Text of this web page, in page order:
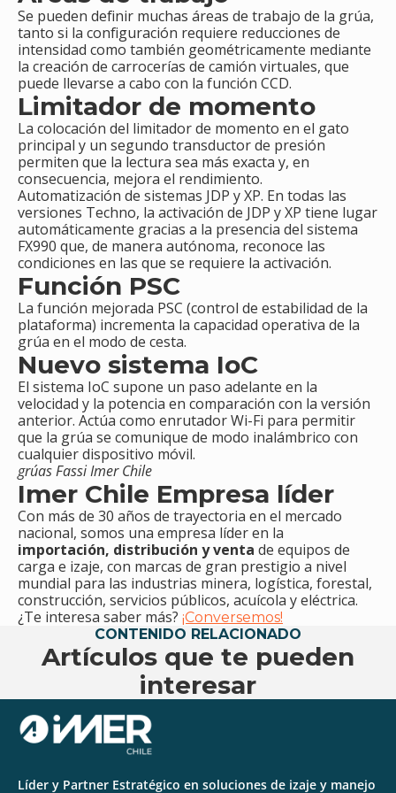
Se pueden definir muchas áreas de trabajo de la grúa,
tanto si la configuración requiere reducciones de
intensidad como también geométricamente mediante
la creación de carrocerías de camión virtuales, que
puede llevarse a cabo con la función CCD.
Limitador de momento
La colocación del limitador de momento en el gato
principal y un segundo transductor de presión
permiten que la lectura sea más exacta y, en
consecuencia, mejora el rendimiento.
Automatización de sistemas JDP y XP. En todas las
versiones Techno, la activación de JDP y XP tiene lugar
automáticamente gracias a la presencia del sistema
FX990 que, de manera autónoma, reconoce las
condiciones en las que se requiere la activación.
Función PSC
La función mejorada PSC (control de estabilidad de la
plataforma) incrementa la capacidad operativa de la
grúa en el modo de cesta.
Nuevo sistema IoC
El sistema IoC supone un paso adelante en la
velocidad y la potencia en comparación con la versión
anterior. Actúa como enrutador Wi-Fi para permitir
que la grúa se comunique de modo inalámbrico con
cualquier dispositivo móvil.
grúas Fassi Imer Chile
Imer Chile Empresa líder
Con más de 30 años de trayectoria en el mercado
nacional, somos una empresa líder en la
importación, distribución y venta de equipos de
carga e izaje, con marcas de gran prestigio a nivel
mundial para las industrias minera, logística, forestal,
construcción, servicios públicos, acuícola y eléctrica.
¿Te interesa saber más? ¡Conversemos!
CONTENIDO RELACIONADO
Artículos que te pueden
interesar
Líder y Partner Estratégico en soluciones de izaje y manejo